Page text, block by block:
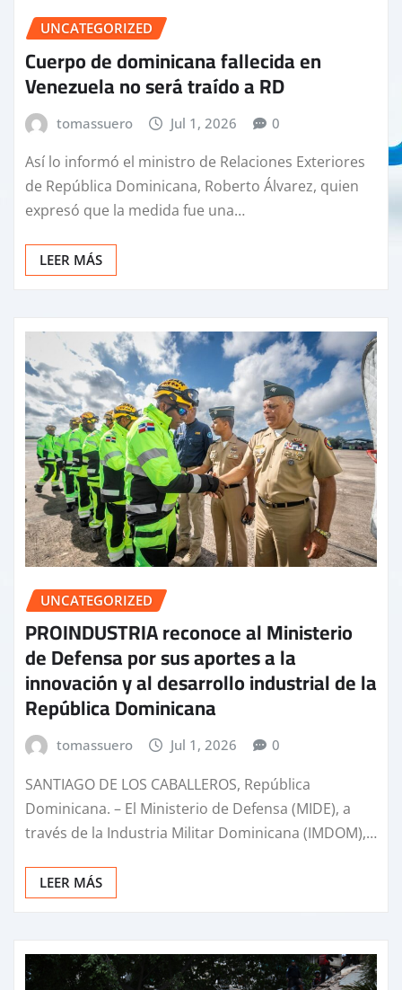
UNCATEGORIZED
Cuerpo de dominicana fallecida en
Venezuela no será traído a RD
tomassuero Jul 1, 2026 0
Así lo informó el ministro de Relaciones Exteriores
de República Dominicana, Roberto Álvarez, quien
expresó que la medida fue una…
LEER MÁS
UNCATEGORIZED
PROINDUSTRIA reconoce al Ministerio
de Defensa por sus aportes a la
innovación y al desarrollo industrial de la
República Dominicana
tomassuero Jul 1, 2026 0
SANTIAGO DE LOS CABALLEROS, República
Dominicana. – El Ministerio de Defensa (MIDE), a
través de la Industria Militar Dominicana (IMDOM),…
LEER MÁS